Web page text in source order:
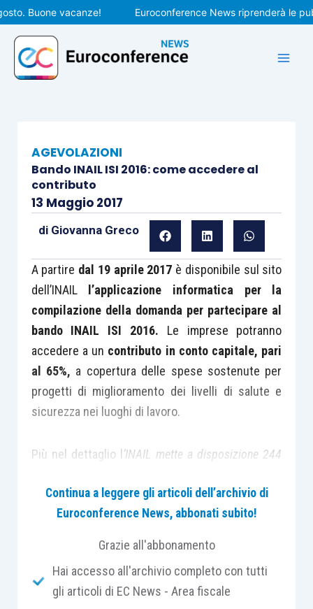
Vai
al
contenuto
Buone vacanze! Euroconference News riprenderà le
AGEVOLAZIONI
Bando INAIL ISI 2016: come accedere al
contributo
13 Maggio 2017
di Giovanna Greco
A partire dal 19 aprile 2017 è disponibile sul sito
dell’INAIL
l’applicazione informatica per la
compilazione della domanda per partecipare al
bando INAIL ISI 2016. Le imprese potranno
accedere a un contributo in conto capitale, pari
al 65%, a copertura delle spese sostenute per
progetti di miglioramento dei livelli di salute e
sicurezza nei luoghi di lavoro.
Più nel dettaglio l‘INAIL mette a disposizione 244
realizzazione di interventi per il miglioramento delle
condizioni di salute e sicurezza nei luoghi di lavoro.
Le imprese registrate al portale INAIL hanno a
Continua a leggere gli articoli dell’archivio di
Euroconference News, abbonati subito!
Grazie all'abbonamento
Hai accesso all'archivio completo con tutti
gli articoli di EC News - Area fiscale